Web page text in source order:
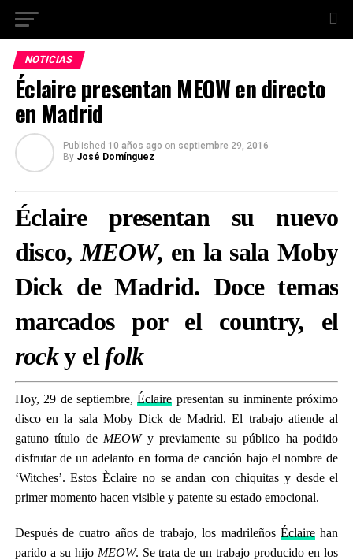
NOTICIAS
Éclaire presentan MEOW en directo
en Madrid
Published 10 años ago on septiembre 29, 2016
By José Domínguez
Éclaire presentan su nuevo
disco, MEOW, en la sala Moby
Dick de Madrid. Doce temas
marcados por el country, el
rocky el folk
Hoy, 29 de septiembre,Éclaire presentan su inminente próximo
disco en la sala Moby Dick de Madrid. El trabajo atiende al
gatuno título de MEOW y previamente su público ha podido
disfrutar de un adelanto en forma de canción bajo el nombre de
‘Witches’. Estos Èclaire no se andan con chiquitas y desde el
primer momento hacen visible y patente su estado emocional.
Después de cuatro años de trabajo, los madrileños Éclairehan
parido a su hijo MEOW. Se trata de un trabajo producido en los